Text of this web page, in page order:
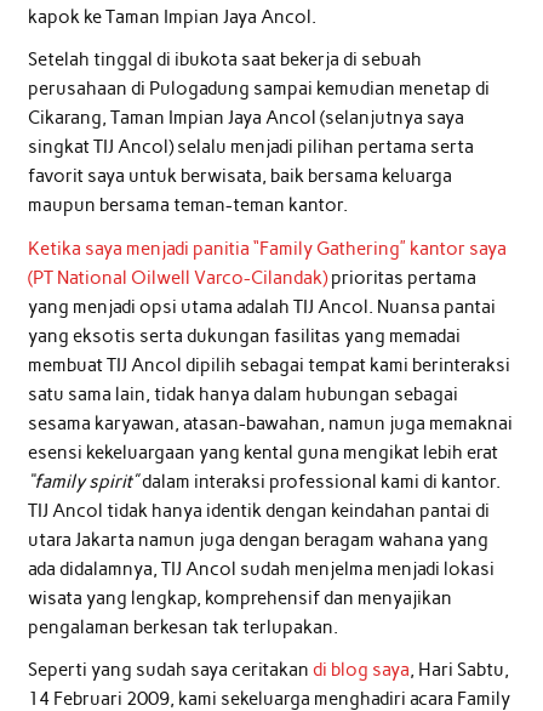
kapok ke Taman Impian Jaya Ancol.
Setelah tinggal di ibukota saat bekerja di sebuah
perusahaan di Pulogadung sampai kemudian menetap di
Cikarang, Taman Impian Jaya Ancol (selanjutnya saya
singkat TIJ Ancol) selalu menjadi pilihan pertama serta
favorit saya untuk berwisata, baik bersama keluarga
maupun bersama teman-teman kantor.
Ketika saya menjadi panitia “Family Gathering” kantor saya
(PT National Oilwell Varco-Cilandak)prioritas pertama
yang menjadi opsi utama adalah TIJ Ancol. Nuansa pantai
yang eksotis serta dukungan fasilitas yang memadai
membuat TIJ Ancol dipilih sebagai tempat kami berinteraksi
satu sama lain, tidak hanya dalam hubungan sebagai
sesama karyawan, atasan-bawahan, namun juga memaknai
esensi kekeluargaan yang kental guna mengikat lebih erat
“family spirit”dalam interaksi professional kami di kantor.
TIJ Ancol tidak hanya identik dengan keindahan pantai di
utara Jakarta namun juga dengan beragam wahana yang
ada didalamnya, TIJ Ancol sudah menjelma menjadi lokasi
wisata yang lengkap, komprehensif dan menyajikan
pengalaman berkesan tak terlupakan.
Seperti yang sudah saya ceritakan di blog saya, Hari Sabtu,
14 Februari 2009, kami sekeluarga menghadiri acara Family